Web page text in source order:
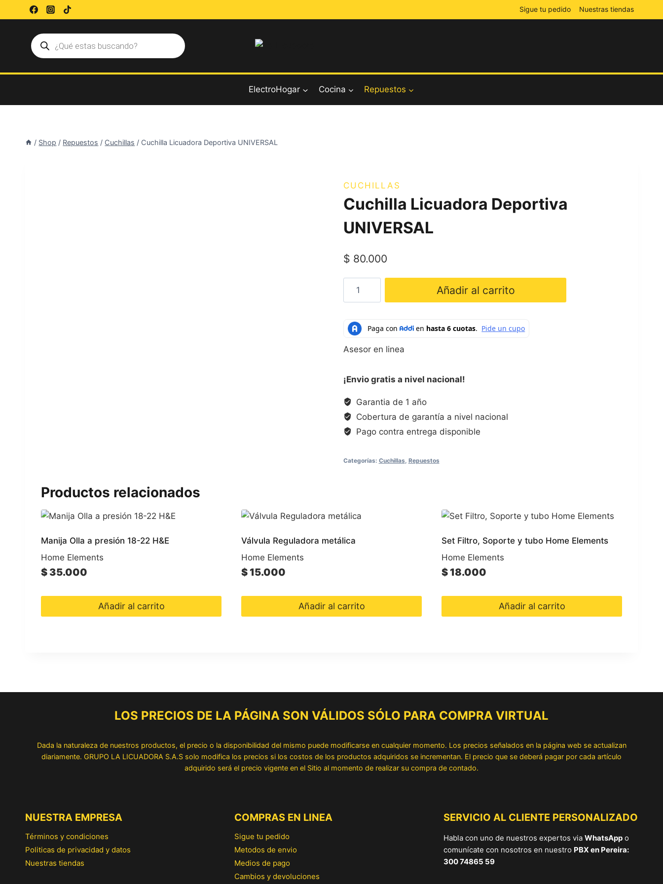
al
contenido
Sigue tu pedido Nuestras tiendas
Búsqueda
de
productos
ElectroHogar Cocina Repuestos
/ Shop / Repuestos / Cuchillas / Cuchilla Licuadora Deportiva UNIVERSAL
CUCHILLAS
Cuchilla Licuadora Deportiva
UNIVERSAL
$ 80.000
UNIVERSAL
cantidad
Añadir al carrito
Asesor en linea
¡Envio gratis a nivel nacional!
Garantia de 1 año
Cobertura de garantía a nivel nacional
Pago contra entrega disponible
Categorías: Cuchillas Repuestos
Productos relacionados
Manija Olla a presión 18-22 H&E
Home Elements
$ 35.000
Añadir al carrito
Válvula Reguladora metálica
Home Elements
$15.000
Añadir al carrito
Set Filtro, Soporte y tubo Home Elements
Home Elements
$18.000
Añadir al carrito
LOS PRECIOS DE LA PÁGINA SON VÁLIDOS SÓLO PARA COMPRA VIRTUAL
Dada la naturaleza de nuestros productos, el precio o la disponibilidad del mismo puede modificarse en cualquier momento. Los precios señalados en la página web se actualizan
diariamente. GRUPO LA LICUADORA S.A.S solo modifica los precios si los costos de los productos adquiridos se incrementan. El precio que se deberá pagar por cada artículo
adquirido será el precio vigente en el Sitio al momento de realizar su compra de contado.
NUESTRA EMPRESA
Términos y condiciones
Politicas de privacidad y datos
Nuestras tiendas
COMPRAS EN LINEA
Sigue tu pedido
Metodos de envio
Medios de pago
Cambios y devoluciones
SERVICIO AL CLIENTE PERSONALIZADO
Habla con uno de nuestros expertos via WhatsApp o
comunícate con nosotros en nuestro PBX en Pereira:
300 74865 59